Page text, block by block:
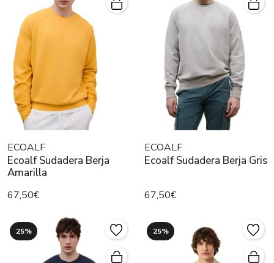
ECOALF
Ecoalf Sudadera Berja
Amarilla
67,50€
ECOALF
Ecoalf Sudadera Berja Gris
67,50€
25% 25%